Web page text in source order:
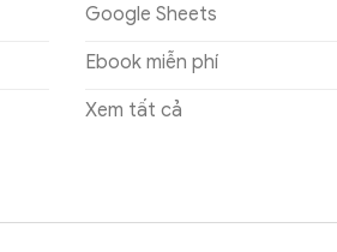
Google Sheets
Ebook miễn phí
Xem tất cả